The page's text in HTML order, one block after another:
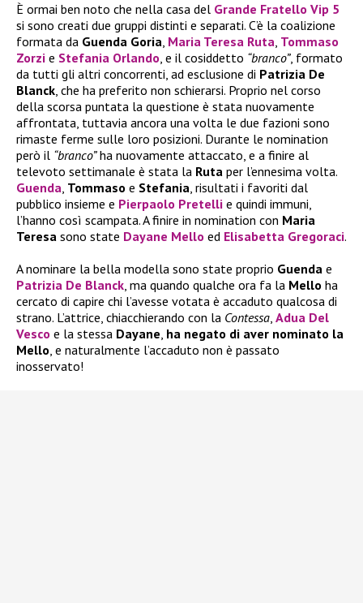
È ormai ben noto che nella casa del Grande Fratello Vip 5
si sono creati due gruppi distinti e separati. C’è la coalizione
formata da Guenda Goria, Maria Teresa Ruta, Tommaso
Zorzi e Stefania Orlando, e il cosiddetto “branco”, formato
da tutti gli altri concorrenti, ad esclusione di Patrizia De
Blanck, che ha preferito non schierarsi. Proprio nel corso
della scorsa puntata la questione è stata nuovamente
affrontata, tuttavia ancora una volta le due fazioni sono
rimaste ferme sulle loro posizioni. Durante le nomination
però il “branco”ha nuovamente attaccato, e a finire al
televoto settimanale è stata la Ruta per l’ennesima volta.
Guenda, Tommaso e Stefania, risultati i favoriti dal
pubblico insieme e Pierpaolo Pretelli e quindi immuni,
l’hanno così scampata. A finire in nomination con Maria
Teresa sono state Dayane Mello ed Elisabetta Gregoraci.
A nominare la bella modella sono state proprio Guenda e
Patrizia De Blanck, ma quando qualche ora fa la Mello ha
cercato di capire chi l’avesse votata è accaduto qualcosa di
strano. L’attrice, chiacchierando con la Contessa, Adua Del
Vesco e la stessa Dayane, ha negato di aver nominato la
Mello, e naturalmente l’accaduto non è passato
inosservato!